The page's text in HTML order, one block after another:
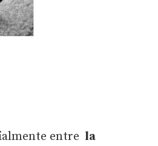
entre la